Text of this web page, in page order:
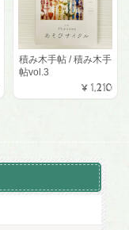
積み木手帖 / 積み木手
帖vol.3
¥1,210